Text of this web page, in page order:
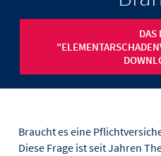
DAS
Braucht es eine
Diese Frage ist seit Jahren